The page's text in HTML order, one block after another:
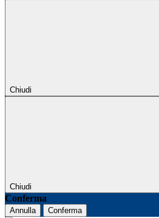
Chiudi
Chiudi
Conferma
Annulla Conferma